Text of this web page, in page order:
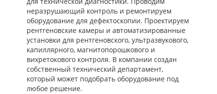
неразрушающий контроль и ремонтируем
оборудование для дефектоскопии. Проектируем
рентгеновские камеры и автоматизированные
установки для рентгеновского, ультразвукового,
капиллярного, магнитопорошкового и
вихретокового контроля. В компании создан
собственный технический департамент,
который может подобрать оборудование под
любое решение.